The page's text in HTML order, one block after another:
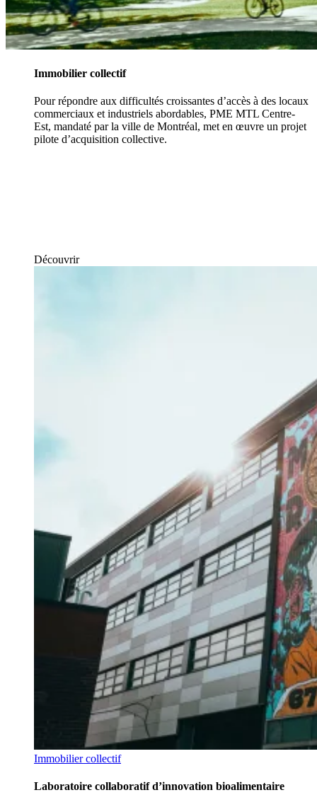
Immobilier collectif
Pour répondre aux difficultés croissantes d’accès à des locaux
commerciaux et industriels abordables, PME MTL Centre-
Est, mandaté par la ville de Montréal, met en œuvre un projet
pilote d’acquisition collective.
Découvrir
Immobilier collectif
Laboratoire collaboratif d’innovation bioalimentaire